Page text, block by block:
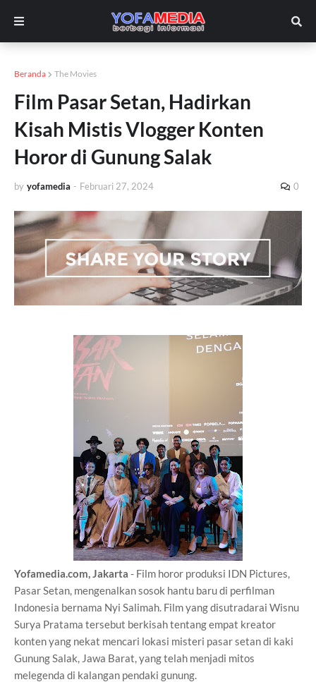
Beranda The Movies
Film Pasar Setan, Hadirkan
Kisah Mistis Vlogger Konten
Horor di Gunung Salak
by yofamedia - Februari 27, 2024 0
Yofamedia.com, Jakarta - Film horor produksi IDN Pictures,
Pasar Setan, mengenalkan sosok hantu baru di perfilman
Indonesia bernama Nyi Salimah. Film yang disutradarai Wisnu
Surya Pratama tersebut berkisah tentang empat kreator
konten yang nekat mencari lokasi misteri pasar setan di kaki
Gunung Salak, Jawa Barat, yang telah menjadi mitos
melegenda di kalangan pendaki gunung.